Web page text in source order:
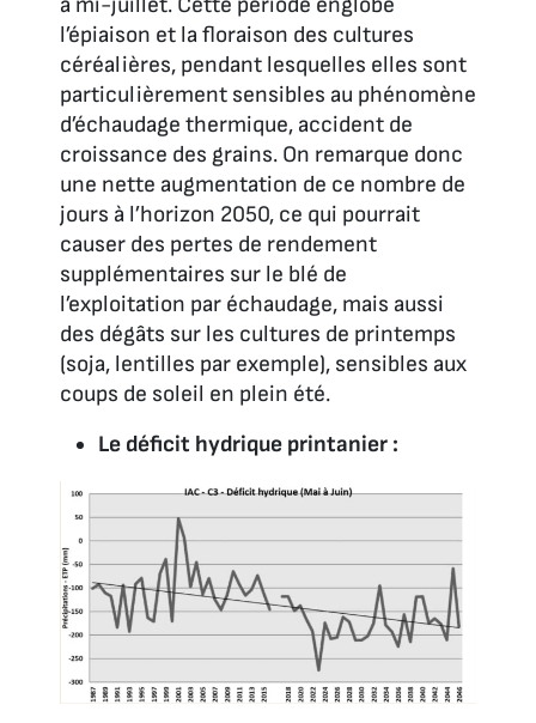
à mi-juillet. Cette période englobe
l’épiaison et la floraison des cultures
céréalières, pendant lesquelles elles sont
particulièrement sensibles au phénomène
d’échaudage thermique, accident de
croissance des grains. On remarque donc
une nette augmentation de ce nombre de
jours à l’horizon 2050, ce qui pourrait
causer des pertes de rendement
supplémentaires sur le blé de
l’exploitation par échaudage, mais aussi
des dégâts sur les cultures de printemps
(soja, lentilles par exemple), sensibles aux
coups de soleil en plein été.
Le déficit hydrique printanier :